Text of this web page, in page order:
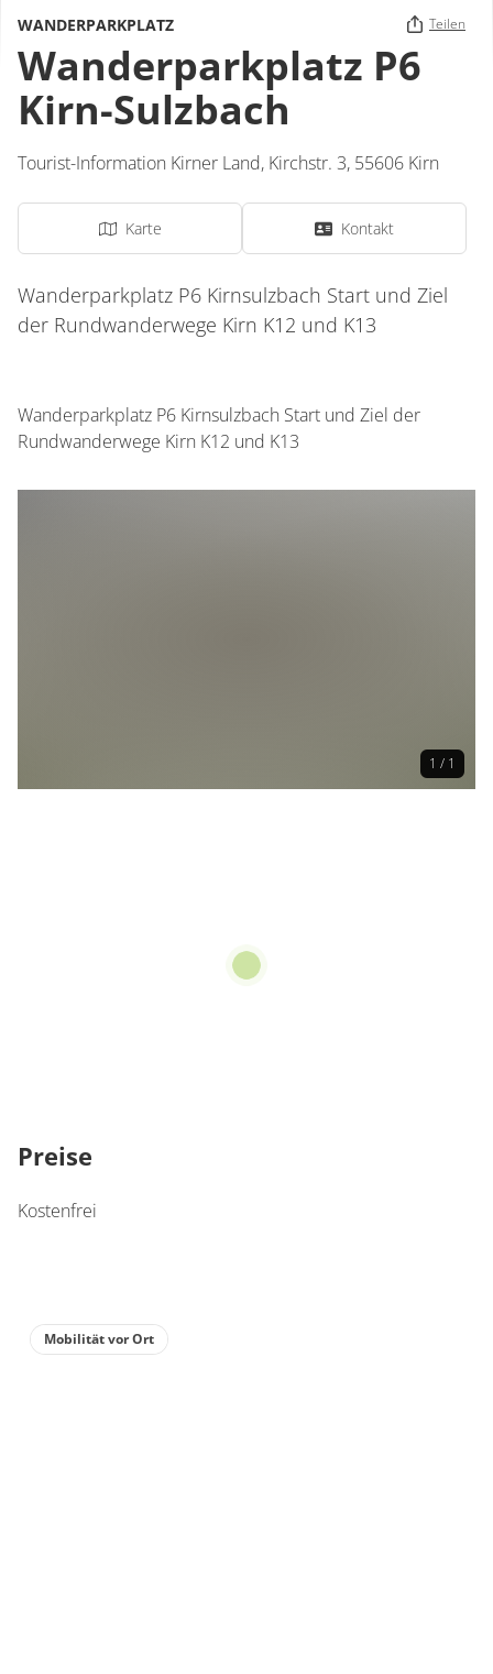
WANDERPARKPLATZ Teilen
Wanderparkplatz P6
Kirn-Sulzbach
Tourist-Information Kirner Land, Kirchstr. 3, 55606 Kirn
Karte Kontakt
Wanderparkplatz P6 Kirnsulzbach Start und Ziel
der Rundwanderwege Kirn K12 und K13
Wanderparkplatz P6 Kirnsulzbach Start und Ziel der
Rundwanderwege Kirn K12 und K13
1 / 1
Preise
Kostenfrei
Mobilität vor Ort